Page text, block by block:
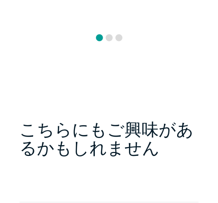
こちらにもご興味があ
るかもしれません